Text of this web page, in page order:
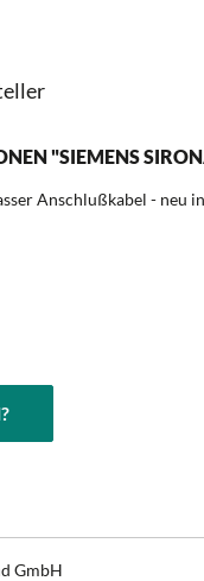
"SIEMENS
Anschlußkabel - neu
GmbH